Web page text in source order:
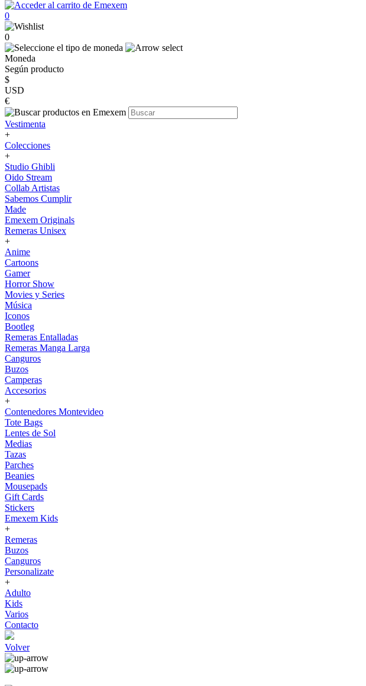
0
0
Moneda
Según producto
$
USD
€
Vestimenta
+
Colecciones
+
Studio Ghibli
Oido Stream
Collab Artistas
Sabemos Cumplir
Made
Emexem Originals
Remeras Unisex
+
Anime
Cartoons
Gamer
Horror Show
Movies y Series
Música
Iconos
Bootleg
Remeras Entalladas
Remeras Manga Larga
Canguros
Buzos
Camperas
Accesorios
+
Contenedores Montevideo
Tote Bags
Lentes de Sol
Medias
Tazas
Parches
Beanies
Mousepads
Gift Cards
Stickers
Emexem Kids
+
Remeras
Buzos
Canguros
Personalizate
+
Adulto
Kids
Varios
Contacto
Volver